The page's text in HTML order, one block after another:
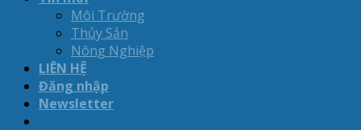
Môi Trường
Thủy Sản
Nông Nghiệp
LIÊN HỆ
Đăng nhập
Newsletter